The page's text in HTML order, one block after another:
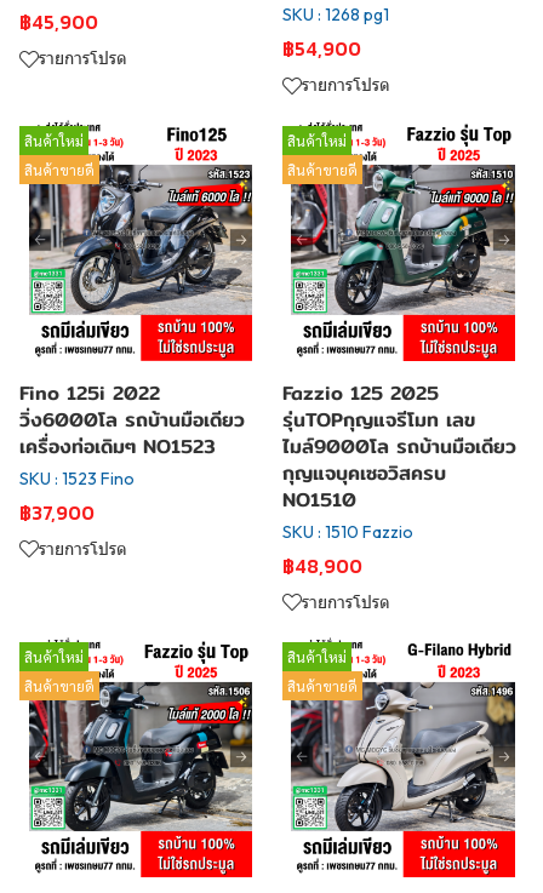
฿45,900
รายการโปรด
SKU : 1268 pg1
฿54,900
รายการโปรด
สินค้าใหม่
สินค้าขายดี
Fino 125i 2022
วิ่ง6000โล รถบ้านมือเดียว
เครื่องท่อเดิมๆ NO1523
SKU : 1523 Fino
฿37,900
รายการโปรด
สินค้าใหม่
สินค้าขายดี
Fazzio 125 2025
รุ่นTOPกุญแจรีโมท เลข
ไมล์9000โล รถบ้านมือเดียว
กุญแจบุคเซอวิสครบ
NO1510
SKU : 1510 Fazzio
฿48,900
รายการโปรด
สินค้าใหม่
สินค้าขายดี
สินค้าใหม่
สินค้าขายดี